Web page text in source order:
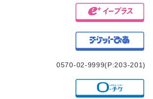
0570-02-9999(P:203-201)